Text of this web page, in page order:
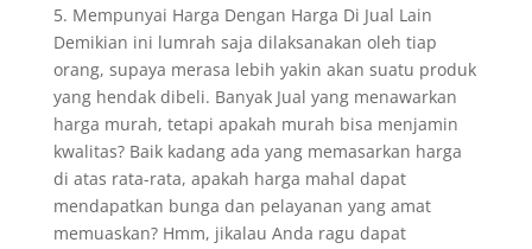
5. Mempunyai Harga Dengan Harga Di Jual Lain
Demikian ini lumrah saja dilaksanakan oleh tiap
orang, supaya merasa lebih yakin akan suatu produk
yang hendak dibeli. Banyak Jual yang menawarkan
harga murah, tetapi apakah murah bisa menjamin
kwalitas? Baik kadang ada yang memasarkan harga
di atas rata-rata, apakah harga mahal dapat
mendapatkan bunga dan pelayanan yang amat
memuaskan? Hmm, jikalau Anda ragu dapat